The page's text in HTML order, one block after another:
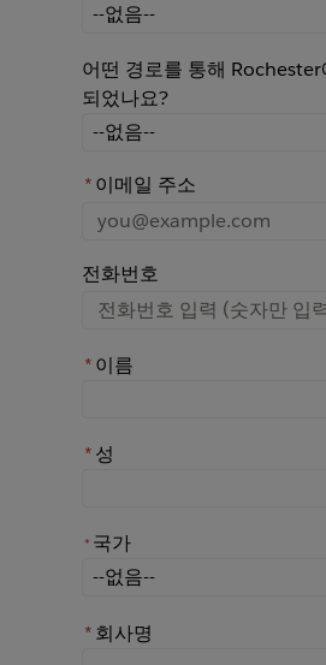
문의 카테고리
어떤 경로를 통해 Rochester
되었나요?
어떤 경로를 통해
*이메일 주소
전화번호
*이름
*성
* 국가
국가
*회사명